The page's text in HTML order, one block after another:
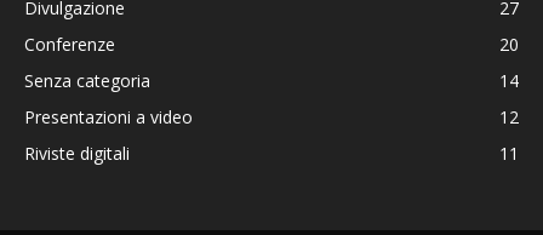
Divulgazione
27
Conferenze
20
Senza categoria
14
Presentazioni a video
12
Riviste digitali
11